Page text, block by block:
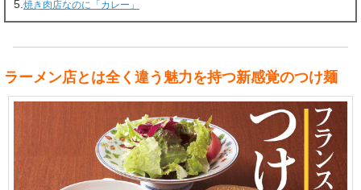
5. 焼き肉店なのに「カレー」
ラーメン店とは全く違う魅力を持つ新感覚のつけ麺